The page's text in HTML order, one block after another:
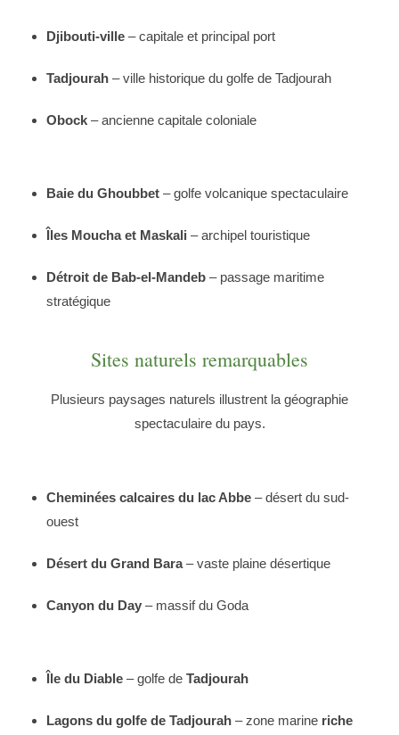
Djibouti-ville – capitale et principal port
Tadjourah – ville historique du golfe de Tadjourah
Obock – ancienne capitale coloniale
Baie du Ghoubbet – golfe volcanique spectaculaire
Îles Moucha et Maskali – archipel touristique
Détroit de Bab-el-Mandeb – passage maritime
stratégique
Sites naturels remarquables
Plusieurs paysages naturels illustrent la géographie
spectaculaire du pays.
Cheminées calcaires du lac Abbe – désert du sud-
ouest
Désert du Grand Bara– vaste plaine désertique
Canyon du Day – massif du Goda
Île du Diable – golfe deTadjourah
Lagons du golfe de Tadjourah – zone marine riche